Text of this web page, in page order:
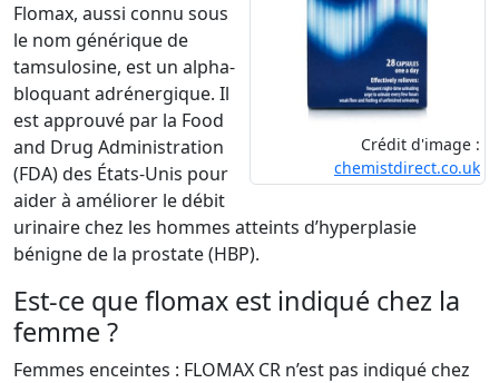
Crédit d'image :
chemistdirect.co.uk
Flomax, aussi connu sous
le nom générique de
tamsulosine, est un alpha-
bloquant adrénergique. Il
est approuvé par la Food
and Drug Administration
(FDA) des États-Unis pour
aider à améliorer le débit
urinaire chez les hommes atteints d’hyperplasie
bénigne de la prostate (HBP).
Est-ce que flomax est indiqué chez la
femme ?
Femmes enceintes : FLOMAX CR n’est pas indiqué chez